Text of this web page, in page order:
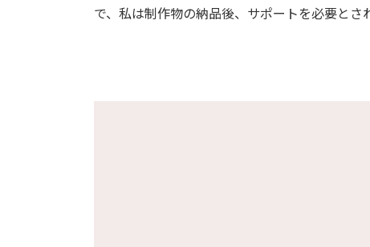
で、私は制作物の納品後、サポートを必要とさ